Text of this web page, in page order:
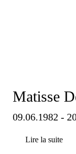
Matisse
09.06.1982 -
Lire la suite